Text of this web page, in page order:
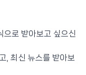
으로 받아보고 싶으신
, 최신 뉴스를 받아보